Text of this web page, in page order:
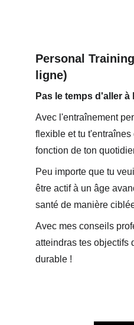
Personal
ligne)
Pas le temps d'aller
Avec l'entraînement
flexible et tu t'entraînes
fonction de ton
Peu importe que tu
être actif à un âge
santé de manière
Avec mes conseils
atteindras tes objectifs
durable !